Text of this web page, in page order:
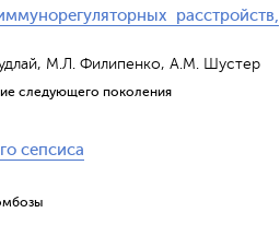
расстройств,
М.Л. Филипенко, А.М. Шустер
следующего поколения
сепсиса